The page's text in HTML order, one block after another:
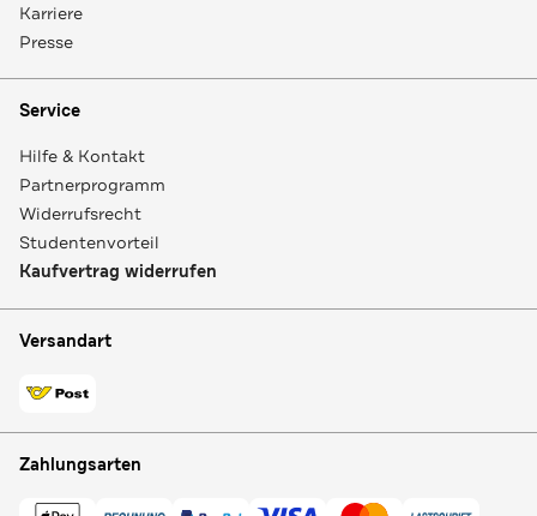
Karriere
Presse
Service
Hilfe & Kontakt
Partnerprogramm
Widerrufsrecht
Studentenvorteil
Kaufvertrag widerrufen
Versandart
Zahlungsarten